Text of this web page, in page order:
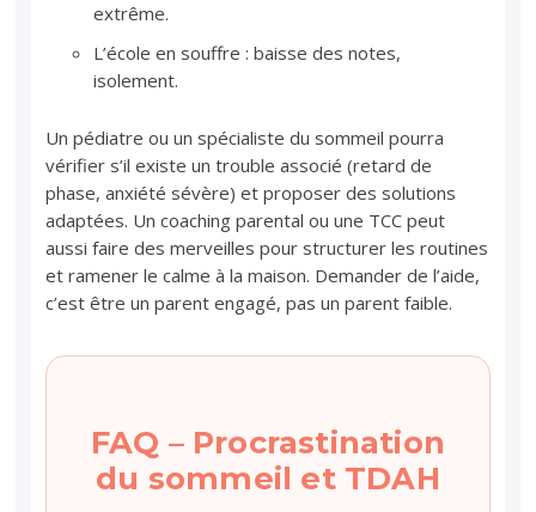
extrême.
L’école en souffre : baisse des notes,
isolement.
Un pédiatre ou un spécialiste du sommeil pourra
vérifier s’il existe un trouble associé (retard de
phase, anxiété sévère) et proposer des solutions
adaptées. Un coaching parental ou une TCC peut
aussi faire des merveilles pour structurer les routines
et ramener le calme à la maison. Demander de l’aide,
c’est être un parent engagé, pas un parent faible.
FAQ – Procrastination
du sommeil et TDAH